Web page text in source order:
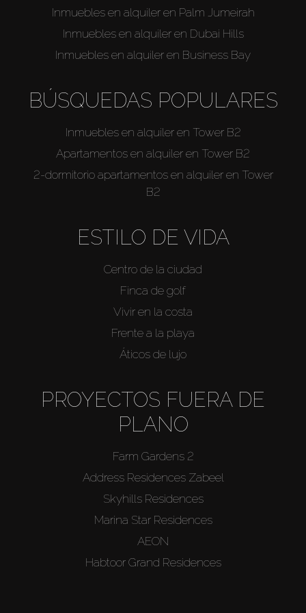
Inmuebles en alquiler en Palm Jumeirah
Inmuebles en alquiler en Dubai Hills
Inmuebles en alquiler en Business Bay
BÚSQUEDAS POPULARES
Inmuebles en alquiler en Tower B2
Apartamentos en alquiler en Tower B2
2-dormitorio apartamentos en alquiler en Tower
B2
ESTILO DE VIDA
Centro de la ciudad
Finca de golf
Vivir en la costa
Frente a la playa
Áticos de lujo
PROYECTOS FUERA DE
PLANO
Farm Gardens 2
Address Residences Zabeel
Skyhills Residences
Marina Star Residences
AEON
Habtoor Grand Residences